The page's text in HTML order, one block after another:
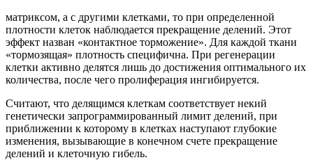
матриксом, а с другими клетками, то при определенной
плотности клеток наблюдается прекращение делений. Этот
эффект назван «контактное торможение». Для каждой ткани
«тормозящая» плотность специфична. При регенерации
клетки активно делятся лишь до достижения оптимального их
количества, после чего пролиферация ингибируется.
Считают, что делящимся клеткам соответствует некий
генетически запрограммированный лимит делений, при
приближении к которому в клетках наступают глубокие
изменения, вызывающие в конечном счете прекращение
делений и клеточную гибель.